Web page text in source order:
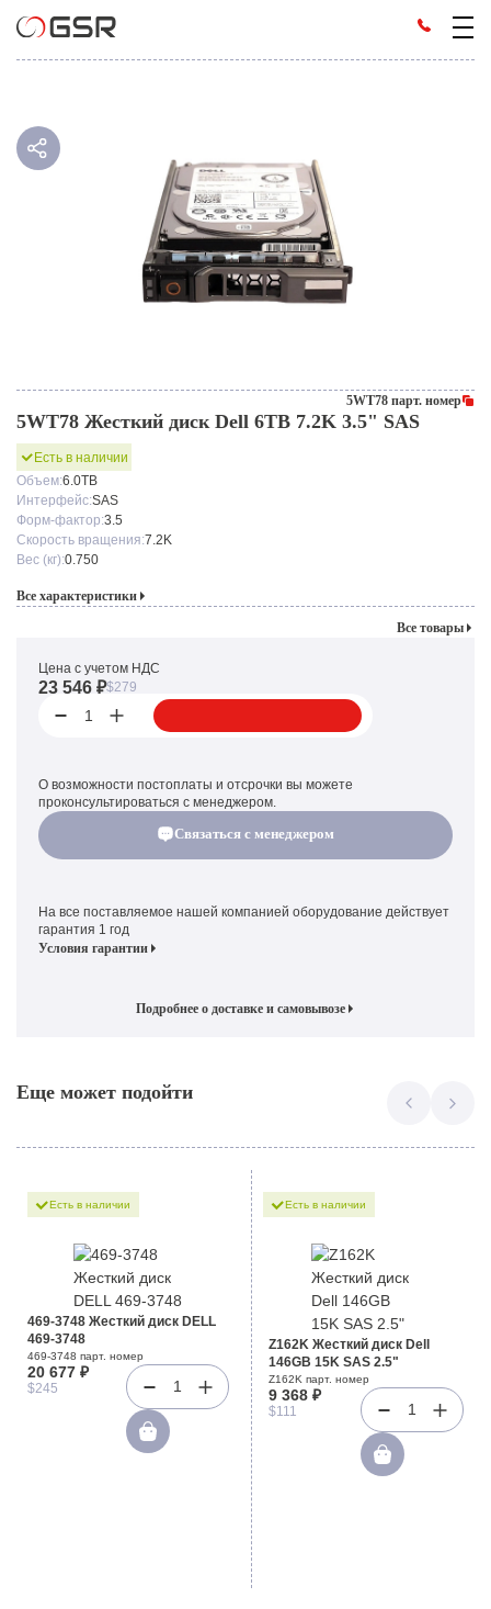
5WT78 парт. номер
5WT78 Жесткий диск Dell 6TB 7.2K 3.5" SAS
Есть в наличии
Объем:6.0TB
Интерфейс:SAS
Форм-фактор:3.5
Скорость вращения:7.2K
Вес (кг):0.750
Все характеристики
Все товары
Цена с учетом НДС
23 546 ₽$279
1
О возможности постоплаты и отсрочки вы можете
проконсультироваться с менеджером.
Связаться с менеджером
На все поставляемое нашей компанией оборудование действует
гарантия 1 год
Условия гарантии
Подробнее о доставке и самовывозе
Еще может подойти
Есть в наличии
469-3748 Жесткий диск DELL
469-3748
469-3748 парт. номер
20 677 ₽
$245 1
Есть в наличии
Z162K Жесткий диск Dell
146GB 15K SAS 2.5"
Z162K парт. номер
9 368 ₽
$111 1